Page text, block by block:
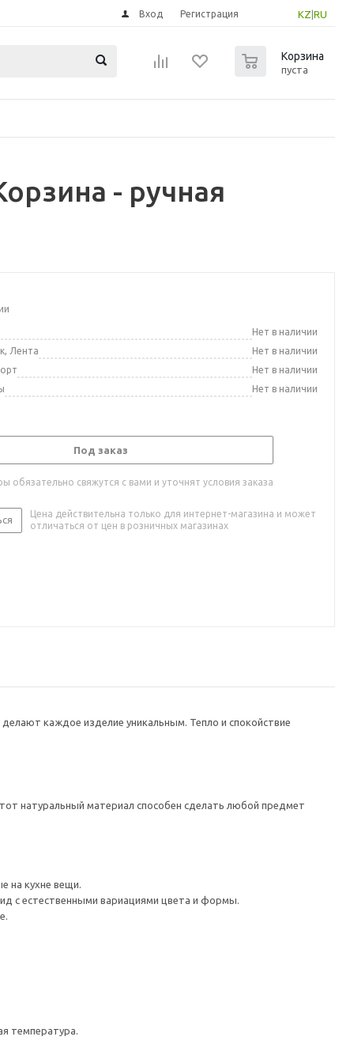
KZ RU
Вход Регистрация
Корзина
пуста
- ручная
Нет в наличии
Лента
Нет в наличии
Нет в наличии
Нет в наличии
Под заказ
обязательно свяжутся с вами и уточнят условия заказа
Цена действительна только для интернет-магазина и может
отличаться от цен в розничных магазинах
каждое изделие уникальным. Тепло и спокойствие
натуральный материал способен сделать любой предмет
на кухне вещи.
с естественными вариациями цвета и формы.
температура.